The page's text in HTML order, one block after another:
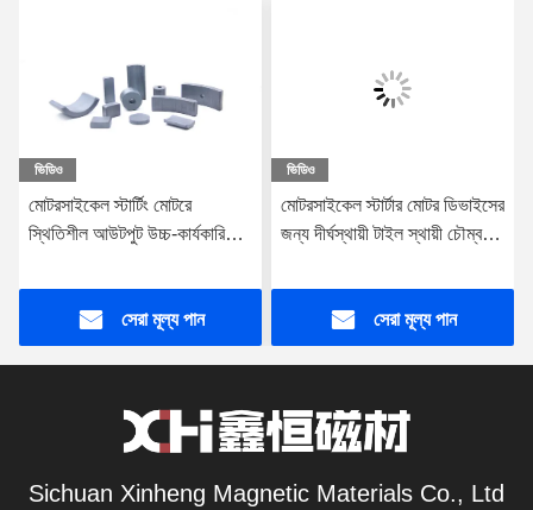
ভিডিও
মোটরসাইকেল স্টার্টিং মোটরে
স্থিতিশীল আউটপুট উচ্চ-কার্যকারিতা
সেরা মূল্য পান
ভিডিও
মোটরসাইকেল স্টার্টার মোটর ডিভাইসের
জন্য দীর্ঘস্থায়ী টাইল স্থায়ী চৌম্বক
75mm প্যাকেজ আকার
সেরা মূল্য পান
Sichuan Xinheng Magnetic Materials Co., Ltd